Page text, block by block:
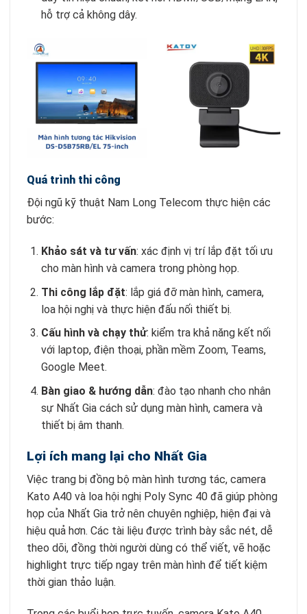
hỗ trợ cả không dây.
Quá trình thi công
Đội ngũ kỹ thuật Nam Long Telecom thực hiện các
bước:
Khảo sát và tư vấn: xác định vị trí lắp đặt tối ưu
cho màn hình và camera trong phòng họp.
Thi công lắp đặt: lắp giá đỡ màn hình, camera,
loa hội nghị và thực hiện đấu nối thiết bị.
Cấu hình và chạy thử: kiểm tra khả năng kết nối
với laptop, điện thoại, phần mềm Zoom, Teams,
Google Meet.
Bàn giao & hướng dẫn: đào tạo nhanh cho nhân
sự Nhất Gia cách sử dụng màn hình, camera và
thiết bị âm thanh.
Lợi ích mang lại cho Nhất Gia
Việc trang bị đồng bộ màn hình tương tác, camera
Kato A40 và loa hội nghị Poly Sync 40 đã giúp phòng
họp của Nhất Gia trở nên chuyên nghiệp, hiện đại và
hiệu quả hơn. Các tài liệu được trình bày sắc nét, dễ
theo dõi, đồng thời người dùng có thể viết, vẽ hoặc
highlight trực tiếp ngay trên màn hình để tiết kiệm
thời gian thảo luận.